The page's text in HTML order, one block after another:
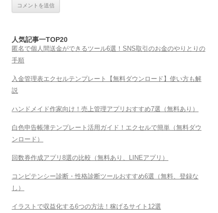
人気記事一TOP20
匿名で個人間送金ができるツール6選！SNS取引のお金のやりとりの
手順
入金管理表エクセルテンプレート【無料ダウンロード】使い方も解
説
ハンドメイド作家向け！売上管理アプリおすすめ7選（無料あり）
白色申告帳簿テンプレート活用ガイド！エクセルで簡単（無料ダウ
ンロード）
回数券作成アプリ8選の比較（無料あり、LINEアプリ）
コンピテンシー診断・性格診断ツールおすすめ6選（無料、登録な
し）
イラストで収益化する6つの方法！稼げるサイト12選